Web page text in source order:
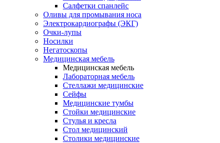
Салфетки спанлейс
Оливы для промывания носа
Электрокардиографы (ЭКГ)
Очки-лупы
Носилки
Негатоскопы
Медицинская мебель
Медицинская мебель
Лабораторная мебель
Стеллажи медицинские
Сейфы
Медицинские тумбы
Стойки медицинские
Cтулья и кресла
Стол медицинский
Столики медицинские